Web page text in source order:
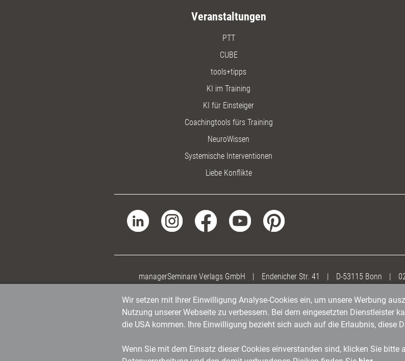
Veranstaltungen
PTT
CUBE
tools+tipps
KI im Training
KI für Einsteiger
Coachingtools fürs Training
NeuroWissen
Systemische Interventionen
Liebe Konflikte
managerSeminare Verlags GmbH | Endenicher Str. 41 | D-53115 Bonn |
Wir setzen mit Ihrer Einwilligung Analyse-Cookies ein, um unsere Werbung
Nutzung unserer Webseite zu verbessern. Bei dem eingesetzten Dienstleister
die USA kommen. Ihre Einwilligung bezieht sich auch auf die Erlaubnis, diese
Wenn Sie mit dem Einsatz dieser Cookies einverstanden sind, klicken Sie